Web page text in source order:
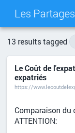
Les
TAG
DAILY
13 results tagged
Le Coût de
expatriés
Comparaison du
ATTENTION: